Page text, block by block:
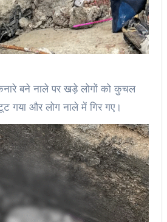
बने नाले पर खड़े लोगों को कुचल
गया और लोग नाले में गिर गए।